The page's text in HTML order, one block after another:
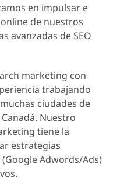
en impulsar e
de nuestros
avanzadas de SEO
marketing con
trabajando
ciudades de
Nuestro
tiene la
estrategias
(Google Adwords/Ads)